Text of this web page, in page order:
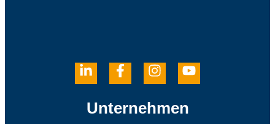
Unternehmen